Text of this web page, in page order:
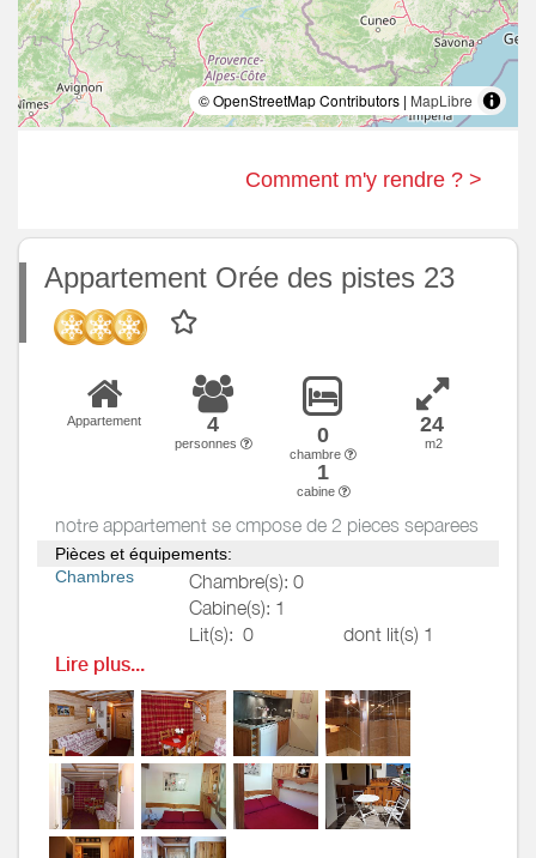
© OpenStreetMap Contributors | MapLibre
Comment m'y rendre ? >
Appartement Orée des pistes 23
Appartement 4
personnes 0
chambre
1
cabine
24
m2
notre appartement se cmpose de 2 pieces separees
Pièces et équipements:
Chambres
Chambre(s): 0
Cabine(s): 1
Lit(s): 0
dont lit(s) 1
dont lit(s) 2
pers.: 0
c est une chambre fermee par un
porte avec un lit 2 personnes
couettes et oreillers et placards
de rangement
Salle de
Salle de bains avec
Lire plus...